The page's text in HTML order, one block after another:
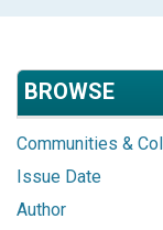
BROWSE
Communities &
Issue Date
Author